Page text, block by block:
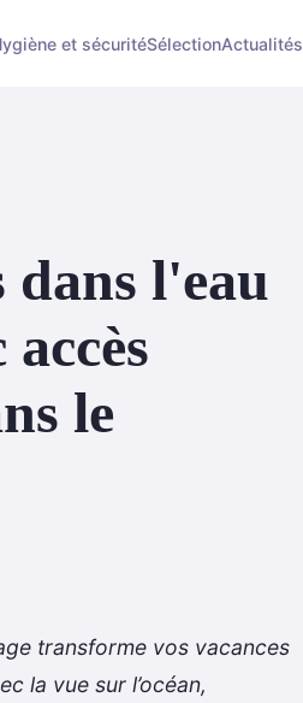
et sécuritéSélectionActualités
dans l'eau
le
transforme vos vacances
la vue sur l’océan,